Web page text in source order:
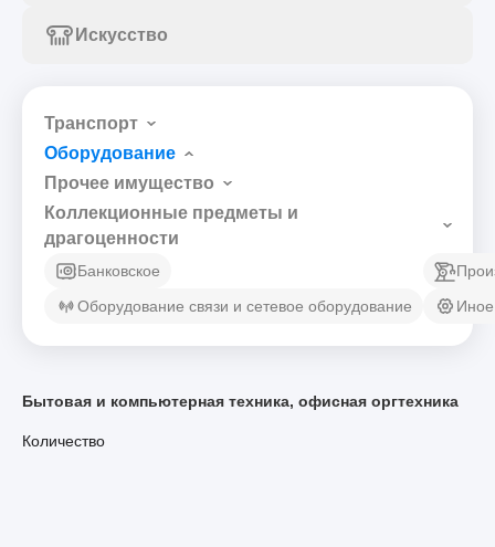
Искусство
Транспорт
Оборудование
Прочее имущество
Коллекционные предметы и
драгоценности
Банковское
Оборудование связи и сетевое оборудование
Бытовая и компьютерная техника, офисная оргтехника
Количество